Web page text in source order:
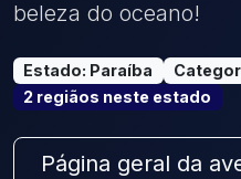
beleza do oceano!
Estado: Paraíba
2 regiãos neste estado
Página geral da